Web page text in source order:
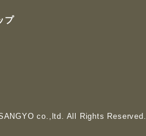
プ
co.,ltd. All Rights Reserved.